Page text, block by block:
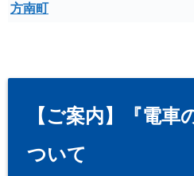
方南町
【ご案内】『電車
ついて